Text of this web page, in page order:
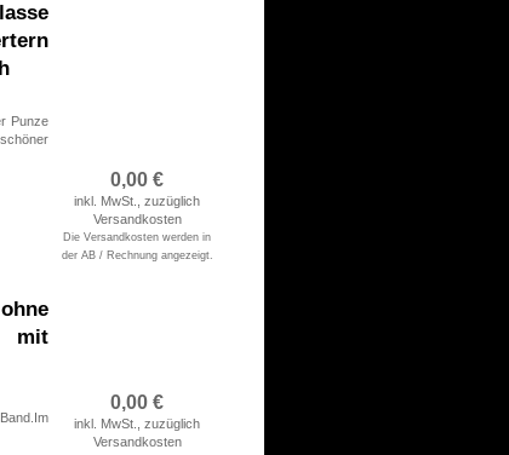
0,00 €
inkl. MwSt., zuzüglich
Versandkosten
Die Versandkosten werden in
der AB / Rechnung angezeigt.
Punze
0,00 €
inkl. MwSt., zuzüglich
Versandkosten
mit